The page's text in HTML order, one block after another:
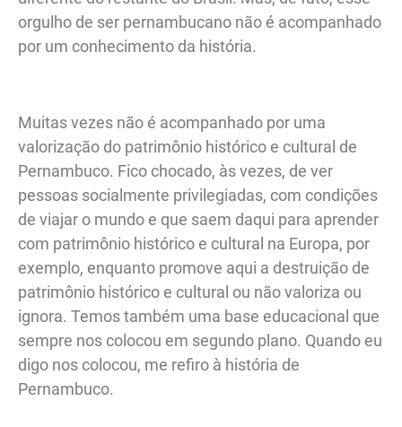
orgulho de ser pernambucano não é acompanhado
por um conhecimento da história.
Muitas vezes não é acompanhado por uma
valorização do patrimônio histórico e cultural de
Pernambuco. Fico chocado, às vezes, de ver
pessoas socialmente privilegiadas, com condições
de viajar o mundo e que saem daqui para aprender
com patrimônio histórico e cultural na Europa, por
exemplo, enquanto promove aqui a destruição de
patrimônio histórico e cultural ou não valoriza ou
ignora. Temos também uma base educacional que
sempre nos colocou em segundo plano. Quando eu
digo nos colocou, me refiro à história de
Pernambuco.